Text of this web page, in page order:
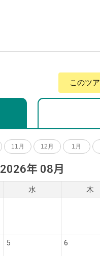
このツ
11月 12月 1月
2026年 08月
水 木
5 6